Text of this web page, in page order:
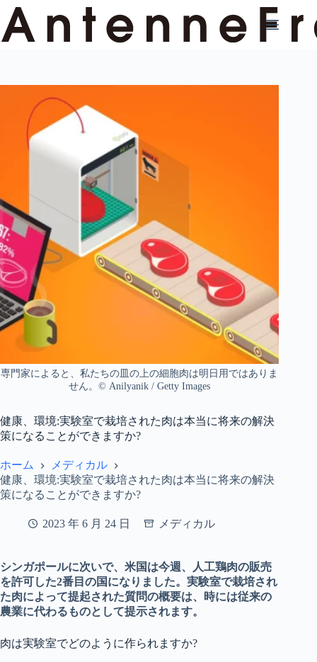
ン
テ
専門家によると、私たちの皿の上の細胞肉は明日用ではありま
せん。© Anilyanik / Getty Images
健康、環境:実験室で栽培された肉は本当に将来の解決
策になることができますか?
ホーム
メディカル
健康、環境:実験室で栽培された肉は本当に将来の解決
策になることができますか?
2023 年 6 月 24 日 メディカル
シンガポールに次いで、米国は今週、人工鶏肉の販売
を許可した2番目の国になりました。実験室で栽培され
た肉によって提起された質問の概要は、時には従来の
農業に代わるものとして提示されます。
肉は実験室でどのように作られますか?